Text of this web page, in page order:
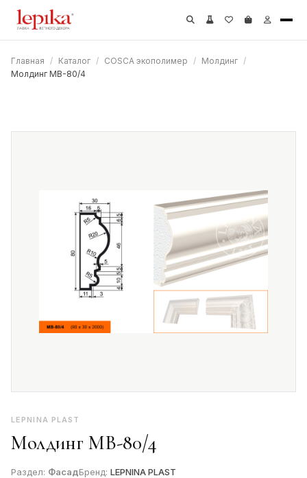
Главная / Каталог / COSCA экополимер / Молдинг /
Молдинг МВ-80/4
LEPNINA PLAST
Молдинг МВ-80/4
Раздел: ФасадБренд: LEPNINA PLAST